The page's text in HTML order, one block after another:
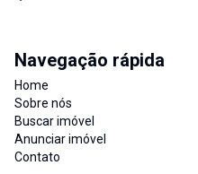
Navegação rápida
Home
Sobre nós
Buscar imóvel
Anunciar imóvel
Contato